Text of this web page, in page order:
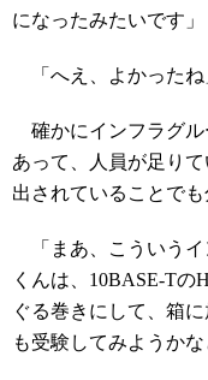
になったみたいです」
「へえ、よかったね
確かにインフラグル
あって、人員が足り
出されていることでも
「まあ、こういうイ
くんは、10BASE-T
ぐる巻きにして、箱
も受験してみようかな